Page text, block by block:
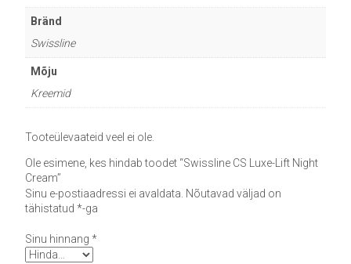
Bränd
Swissline
Mõju
Kreemid
Tooteülevaateid veel ei ole.
Ole esimene, kes hindab toodet “Swissline CS Luxe-Lift Night
Cream”
Sinu e-postiaadressi ei avaldata. Nõutavad väljad on
tähistatud *-ga
Sinu hinnang *